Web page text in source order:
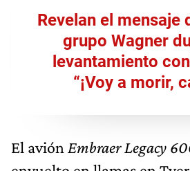
Revelan el mensaje
grupo Wagner
levantamiento
“¡Voy a morir,
El avión Embraer Legacy